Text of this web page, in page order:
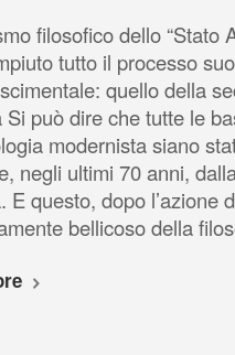
filosofico dello “Stato
tutto il processo
quello della
può dire che tutte le
modernista siano
negli ultimi 70 anni,
E questo, dopo l’azione
bellicoso della